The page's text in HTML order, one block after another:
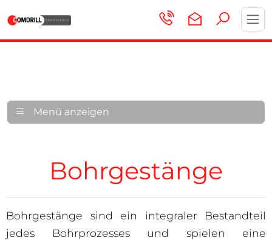
Menü anzeigen
Bohrgestänge
Bohrgestänge sind ein integraler Bestandteil
jedes Bohrprozesses und spielen eine